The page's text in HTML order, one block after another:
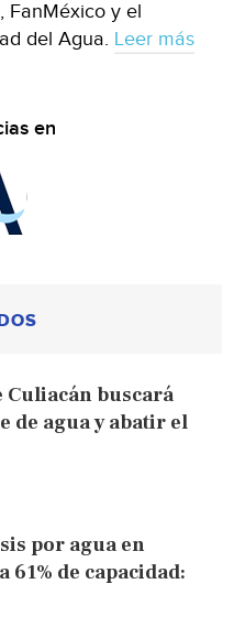
FanMéxico y el
del Agua. Leer más
en
Culiacán buscará
de agua y abatir el
por agua en
61% de capacidad: